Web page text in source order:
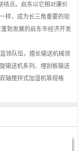
结点。启东以它相对廉价
样，成为长三角重要的现
勃发展的启东市经济开发
领队伍，擅长输送机械领
输送机系列、埋刮板输送
轴搅拌式加湿机等规格